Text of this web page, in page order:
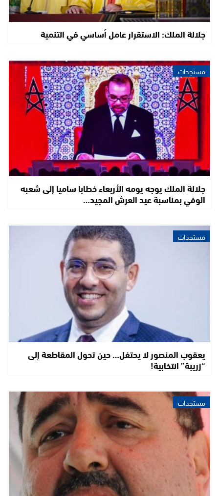
جلالة الملك: الاستقرار عامل أساسي في التنمية
مستجدات
جلالة الملك يوجه يومه الأربعاء خطابا ساميا إلى شعبه
الوفي بمناسبة عيد العرش المجيد…
مستجدات
يعقوب المنصور لا يحتفل… حين تحول المقاطعة إلى
“زريبة” انتخابية!
مستجدات